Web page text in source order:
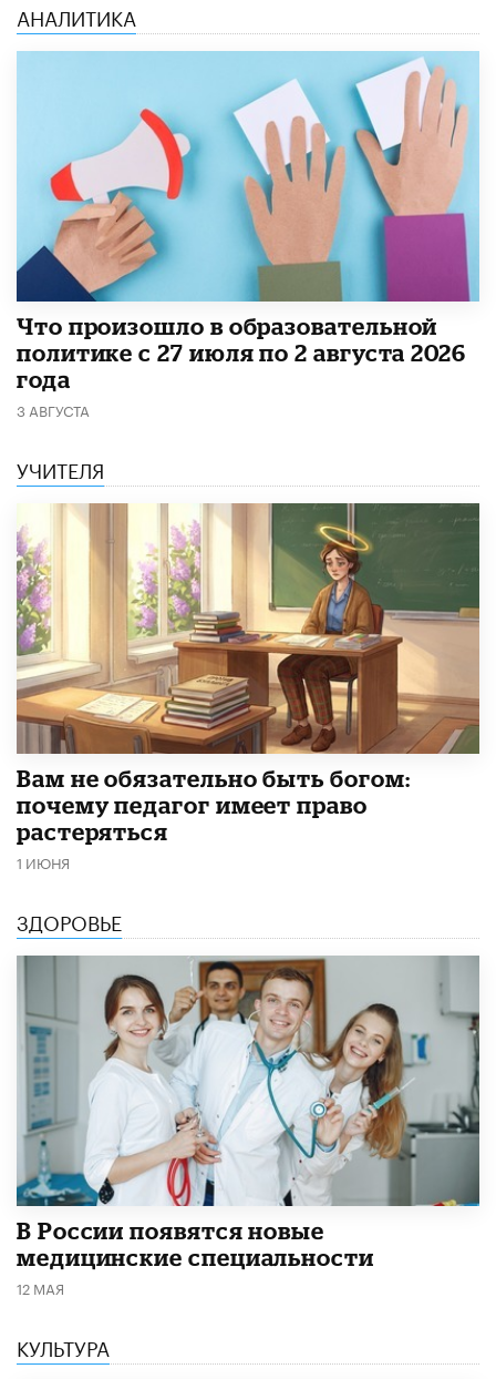
АНАЛИТИКА
​Что произошло в образовательной
политике с 27 июля по 2 августа 2026
года
3 АВГУСТА
УЧИТЕЛЯ
​Вам не обязательно быть богом:
почему педагог имеет право
растеряться
1 ИЮНЯ
ЗДОРОВЬЕ
В России появятся новые
медицинские специальности
12 МАЯ
КУЛЬТУРА